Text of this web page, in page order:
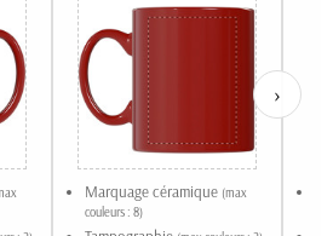
Marquage céramique (max
couleurs : 8)
›